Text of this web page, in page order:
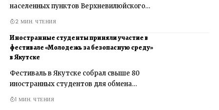
населенных пунктов Верхневилюйского…
2 МИН. ЧТЕНИЯ
Иностранные студенты приняли участие в
фестивале «Молодежь за безопасную среду»
в Якутске
Фестиваль в Якутске собрал свыше 80
иностранных студентов для обмена…
1 МИН. ЧТЕНИЯ